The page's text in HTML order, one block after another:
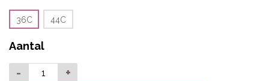
36C 44C
Aantal
- +